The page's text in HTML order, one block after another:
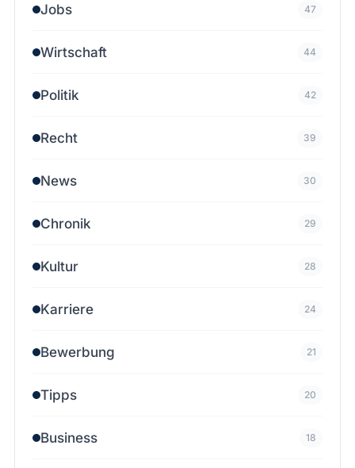
Jobs 47
Wirtschaft 44
Politik 42
Recht 39
News 30
Chronik 29
Kultur 28
Karriere 24
Bewerbung 21
Tipps 20
Business 18